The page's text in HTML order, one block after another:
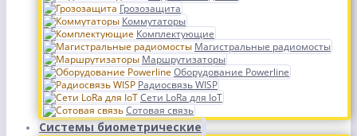
Грозозащита
Коммутаторы
Комплектующие
Магистральные радиомосты
Маршрутизаторы
Оборудование Powerline
Радиосвязь WISP
Сети LoRa для IoT
Сотовая связь
Системы биометрические